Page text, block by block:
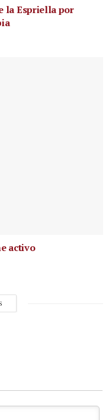
la Espriella por
activo